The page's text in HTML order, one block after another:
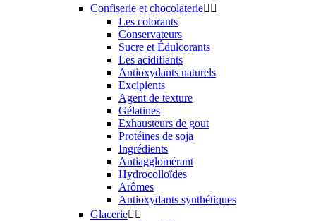
Confiserie et chocolaterie 
Les colorants
Conservateurs
Sucre et Édulcorants
Les acidifiants
Antioxydants naturels
Excipients
Agent de texture
Gélatines
Exhausteurs de gout
Protéines de soja
Ingrédients
Antiagglomérant
Hydrocolloïdes
Arômes
Antioxydants synthétiques
Glacerie 